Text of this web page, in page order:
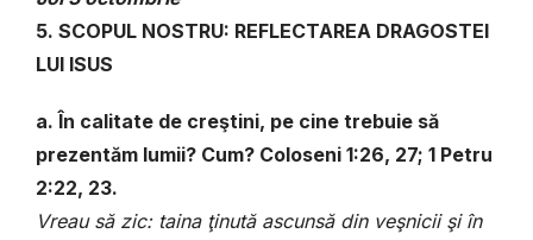
5. SCOPUL NOSTRU: REFLECTAREA DRAGOSTEI
LUI ISUS
a. În calitate de creştini, pe cine trebuie să
prezentăm lumii? Cum? Coloseni 1:26, 27; 1 Petru
2:22, 23.
Vreau să zic: taina ţinută ascunsă din veşnicii şi în